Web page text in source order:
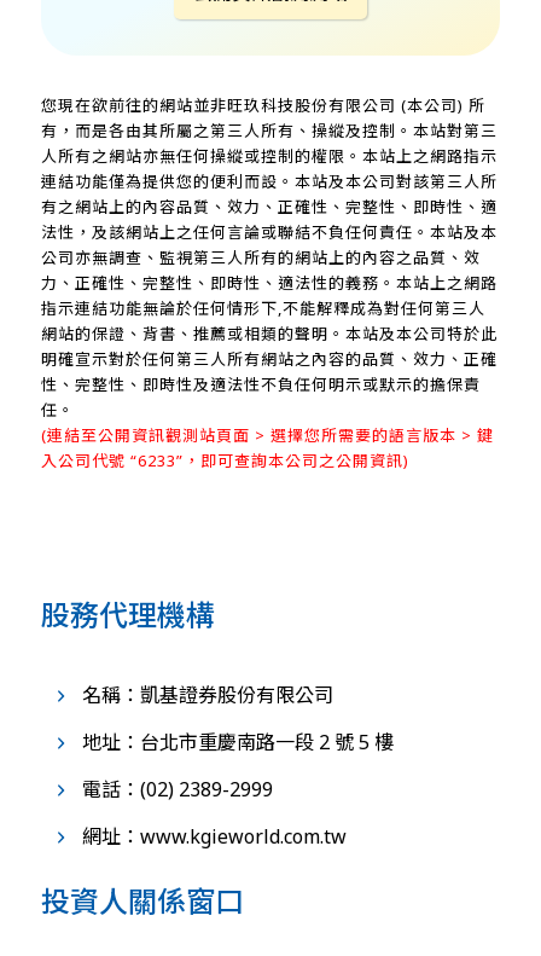
您現在欲前往的網站並非旺玖科技股份有限公司 (本公司) 所
有，而是各由其所屬之第三人所有、操縱及控制。本站對第三
人所有之網站亦無任何操縱或控制的權限。本站上之網路指示
連結功能僅為提供您的便利而設。本站及本公司對該第三人所
有之網站上的內容品質、效力、正確性、完整性、即時性、適
法性，及該網站上之任何言論或聯結不負任何責任。本站及本
公司亦無調查、監視第三人所有的網站上的內容之品質、效
力、正確性、完整性、即時性、適法性的義務。本站上之網路
指示連結功能無論於任何情形下,不能解釋成為對任何第三人
網站的保證、背書、推薦或相類的聲明。本站及本公司特於此
明確宣示對於任何第三人所有網站之內容的品質、效力、正確
性、完整性、即時性及適法性不負任何明示或默示的擔保責
任。
(連結至公開資訊觀測站頁面 > 選擇您所需要的語言版本 > 鍵
入公司代號 “6233”，即可查詢本公司之公開資訊)
股務代理機構
名稱：凱基證券股份有限公司
地址：台北市重慶南路一段 2 號 5 樓
電話：(02) 2389-2999
網址：www.kgieworld.com.tw
投資人關係窗口